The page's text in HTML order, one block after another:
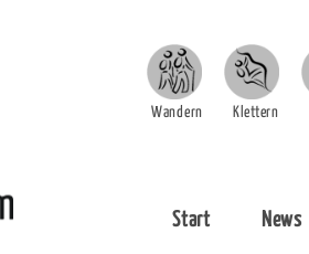
Wandern Klettern
Start News